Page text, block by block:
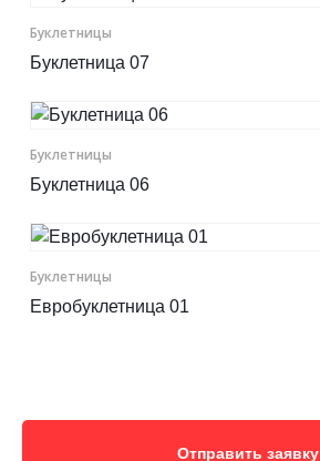
Буклетницы
Буклетница 07
Буклетницы
Буклетница 06
Буклетницы
Евробуклетница 01
Отправить заявку